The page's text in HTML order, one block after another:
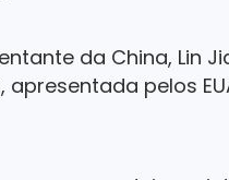
da China, Lin
apresentada pelos